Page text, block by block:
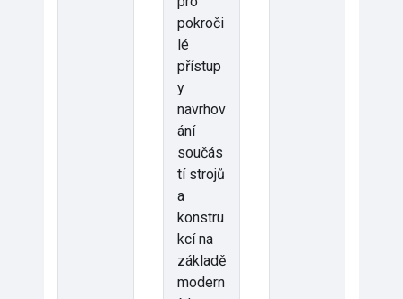
pokroči
lé
přístup
y
navrhov
ání
součás
tí strojů
a
konstru
kcí na
základě
modern